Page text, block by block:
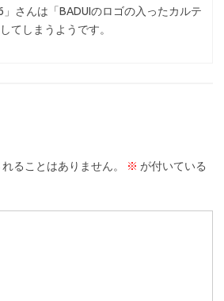
さんは「BADUIのロゴの入ったカルテ
てしまうようです。
ることはありません。 ※ が付いている